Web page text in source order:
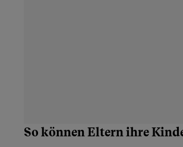
So können Eltern ihre